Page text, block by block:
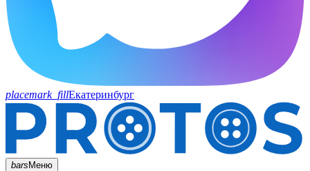
placemark_fillЕкатеринбург
barsМеню